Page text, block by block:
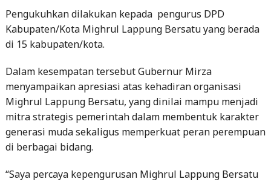
Pengukuhkan dilakukan kepada pengurus DPD
Kabupaten/Kota Mighrul Lappung Bersatu yang berada
di 15 kabupaten/kota.
Dalam kesempatan tersebut Gubernur Mirza
menyampaikan apresiasi atas kehadiran organisasi
Mighrul Lappung Bersatu, yang dinilai mampu menjadi
mitra strategis pemerintah dalam membentuk karakter
generasi muda sekaligus memperkuat peran perempuan
di berbagai bidang.
“Saya percaya kepengurusan Mighrul Lappung Bersatu